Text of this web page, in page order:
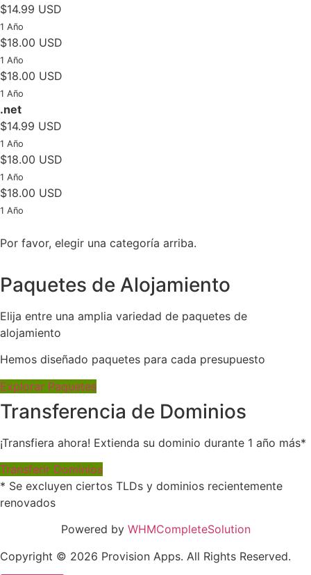
$14.99 USD
1 Año
$18.00 USD
1 Año
$18.00 USD
1 Año
.net
$14.99 USD
1 Año
$18.00 USD
1 Año
$18.00 USD
1 Año
Por favor, elegir una categoría arriba.
Paquetes de Alojamiento
Elija entre una amplia variedad de paquetes de
alojamiento
Hemos diseñado paquetes para cada presupuesto
Explorar Paquetes
Transferencia de Dominios
¡Transfiera ahora! Extienda su dominio durante 1 año más*
Transferir Dominios
* Se excluyen ciertos TLDs y dominios recientemente
renovados
Powered by WHMCompleteSolution
Copyright © 2026 Provision Apps. All Rights Reserved.